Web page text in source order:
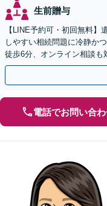
生前贈与
【LINE予約可・初回無料
しやすい相続問題に冷静か
徒歩6分、オンライン相談も
も目を配り、ご遺族の利益
電話でお問い合